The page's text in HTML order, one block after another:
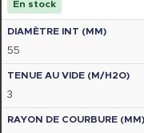
En stock
55
3